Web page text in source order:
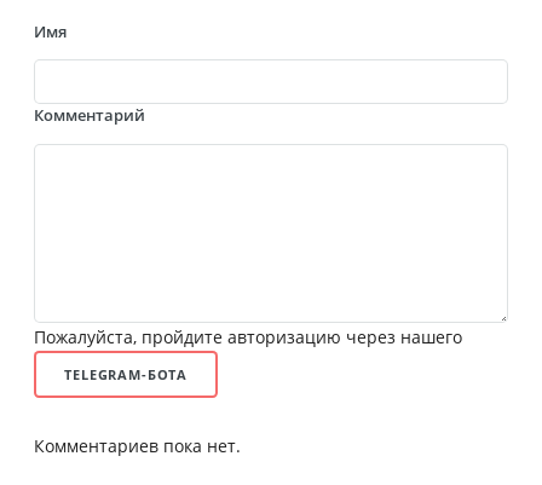
Имя
Комментарий
Пожалуйста, пройдите авторизацию через нашего
TELEGRAM-БОТА
Комментариев пока нет.